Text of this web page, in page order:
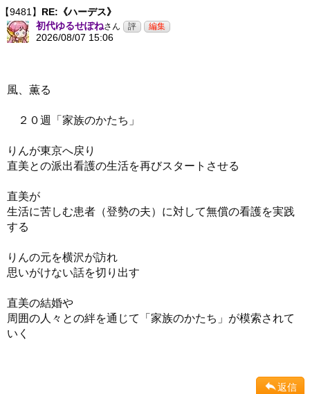
【9481】 RE:《ハーデス》
初代ゆるせぽねさん
2026/08/07 15:06
風、薫る
２０週「家族のかたち」
りんが東京へ戻り
直美との派出看護の生活を再びスタートさせる
直美が
生活に苦しむ患者（登勢の夫）に対して無償の看護を実践
する
りんの元を横沢が訪れ
思いがけない話を切り出す
直美の結婚や
周囲の人々との絆を通じて「家族のかたち」が模索されて
いく
返信